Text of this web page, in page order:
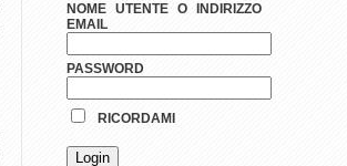
NOME UTENTE O INDIRIZZO
EMAIL
PASSWORD
RICORDAMI